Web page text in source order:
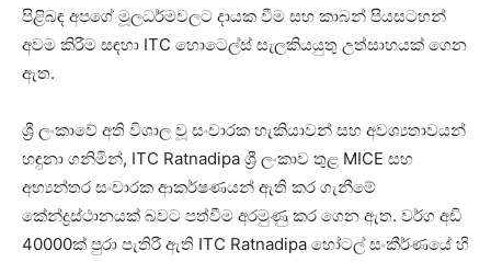
පිළිබඳ අපගේ මූලධර්මවලට දායක වීම සහ කාබන් පියසටහන්
අවම කිරීම සඳහා ITC හොටෙල්ස් සැලකියයුතු උත්සාහයක් ගෙන
ඇත.
ශ්‍රී ලංකාවේ අති විශාල වූ සංචාරක හැකියාවන් සහ අවශ්‍යතාවයන්
හඳුනා ගනිමින්, ITC Ratnadipa ශ්‍රී ලංකාව තුළ MICE සහ
අභ්‍යන්තර සංචාරක ආකර්ෂණයන් ඇති කර ගැනීමේ
කේන්ද්‍රස්ථානයක් බවට පත්වීම අරමුණු කර ගෙන ඇත. වර්ග අඩි
40000ක් පුරා පැතිරී ඇති ITC Ratnadipa හෝටල් සංකීර්ණයේ හි